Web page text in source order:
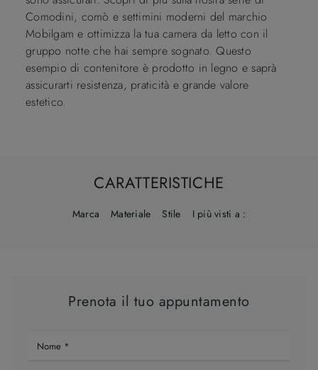
Comodini, comò e settimini moderni del marchio
Mobilgam e ottimizza la tua camera da letto con il
gruppo notte che hai sempre sognato. Questo
esempio di contenitore è prodotto in legno e saprà
assicurarti resistenza, praticità e grande valore
estetico.
CARATTERISTICHE
Marca Materiale Stile I più visti a :
Prenota il tuo appuntamento